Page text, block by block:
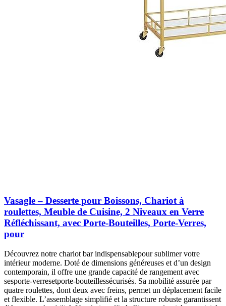
Vasagle – Desserte pour Boissons, Chariot à
roulettes, Meuble de Cuisine, 2 Niveaux en Verre
Réfléchissant, avec Porte-Bouteilles, Porte-Verres,
pour
Découvrez notre chariot bar indispensablepour sublimer votre
intérieur moderne. Doté de dimensions généreuses et d’un design
contemporain, il offre une grande capacité de rangement avec
sesporte-verresetporte-bouteillessécurisés. Sa mobilité assurée par
quatre roulettes, dont deux avec freins, permet un déplacement facile
et flexible. L’assemblage simplifié et la structure robuste garantissent